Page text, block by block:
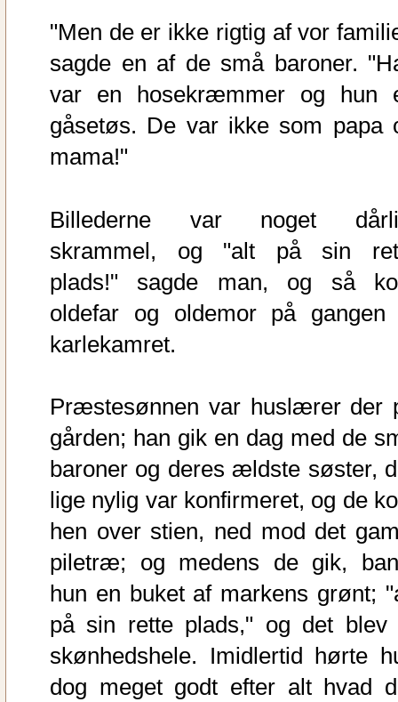
"Men de er ikke rigtig af vor
sagde en af de små baroner.
var en hosekræmmer og hun
gåsetøs. De var ikke som papa
mama!"
Billederne var noget
skrammel, og "alt på sin
plads!" sagde man, og så
oldefar og oldemor på gangen
karlekamret.
Præstesønnen var huslærer der
gården; han gik en dag med de
baroner og deres ældste søster,
lige nylig var konfirmeret, og de
hen over stien, ned mod det
piletræ; og medens de gik,
hun en buket af markens grønt;
på sin rette plads," og det blev
skønhedshele. Imidlertid hørte
dog meget godt efter alt hvad